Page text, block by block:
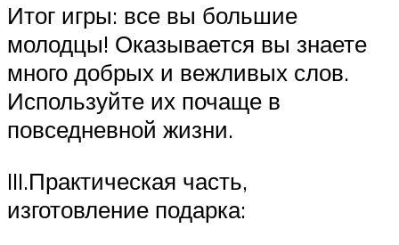
Итог игры: все вы большие
молодцы! Оказывается вы знаете
много добрых и вежливых слов.
Используйте их почаще в
повседневной жизни.
III.Практическая часть,
изготовление подарка: